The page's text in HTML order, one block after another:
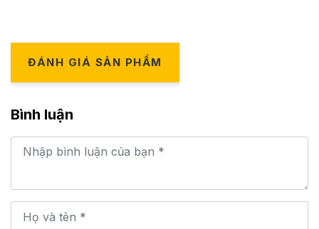
ĐÁNH GIÁ SẢN PHẨM
Bình luận